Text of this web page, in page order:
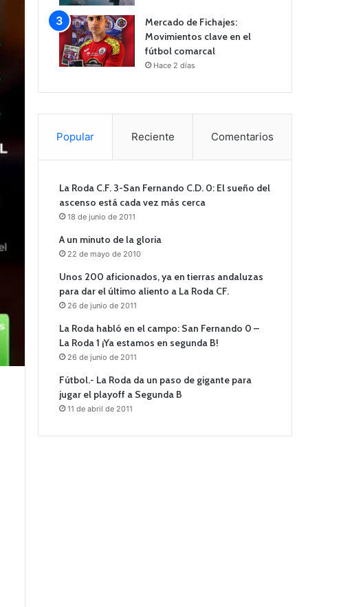
Mercado de Fichajes:
Movimientos clave en el
fútbol comarcal
Hace 2 días
Popular Reciente Comentarios
La Roda C.F. 3-San Fernando C.D. 0: El sueño del
ascenso está cada vez más cerca
18 de junio de 2011
A un minuto de la gloria
22 de mayo de 2010
Unos 200 aficionados, ya en tierras andaluzas
para dar el último aliento a La Roda CF.
26 de junio de 2011
La Roda habló en el campo: San Fernando 0 –
La Roda 1 ¡Ya estamos en segunda B!
26 de junio de 2011
Fútbol.- La Roda da un paso de gigante para
jugar el playoff a Segunda B
11 de abril de 2011